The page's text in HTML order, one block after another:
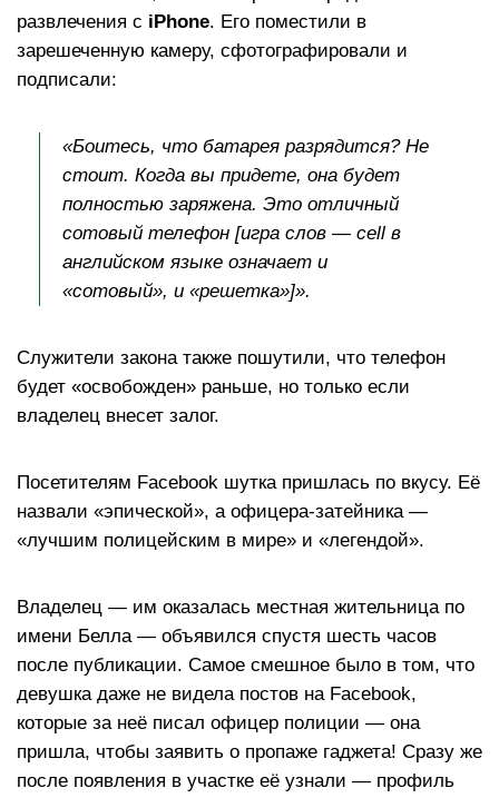
развлечения с iPhone. Его поместили в
зарешеченную камеру, сфотографировали и
подписали:
«Боитесь, что батарея разрядится? Не
стоит. Когда вы придете, она будет
полностью заряжена. Это отличный
сотовый телефон [игра слов — cell в
английском языке означает и
«сотовый», и «решетка»]».
Служители закона также пошутили, что телефон
будет «освобожден» раньше, но только если
владелец внесет залог.
Посетителям Facebook шутка пришлась по вкусу. Её
назвали «эпической», а офицера-затейника —
«лучшим полицейским в мире» и «легендой».
Владелец — им оказалась местная жительница по
имени Белла — объявился спустя шесть часов
после публикации. Самое смешное было в том, что
девушка даже не видела постов на Facebook,
которые за неё писал офицер полиции — она
пришла, чтобы заявить о пропаже гаджета! Сразу же
после появления в участке её узнали — профиль